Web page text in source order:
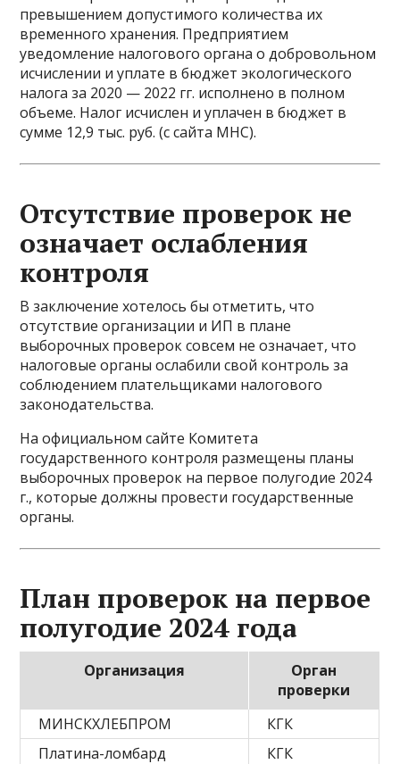
превышением допустимого количества их
временного хранения. Предприятием
уведомление налогового органа о добровольном
исчислении и уплате в бюджет экологического
налога за 2020 — 2022 гг. исполнено в полном
объеме. Налог исчислен и уплачен в бюджет в
сумме 12,9 тыс. руб. (с сайта МНС).
Отсутствие проверок не
означает ослабления
контроля
В заключение хотелось бы отметить, что
отсутствие организации и ИП в плане
выборочных проверок совсем не означает, что
налоговые органы ослабили свой контроль за
соблюдением плательщиками налогового
законодательства.
На официальном сайте Комитета
государственного контроля размещены планы
выборочных проверок на первое полугодие 2024
г., которые должны провести государственные
органы.
План проверок на первое
полугодие 2024 года
Организация
Орган
проверки
МИНСКХЛЕБПРОМ
КГК
Платина-ломбард
КГК